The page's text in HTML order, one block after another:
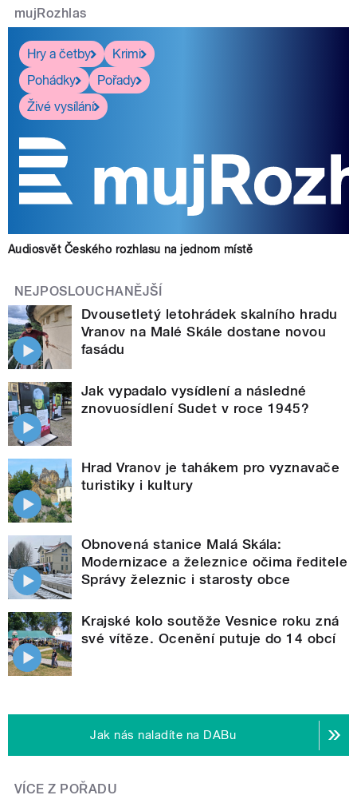
mujRozhlas
Hry a četby
Krimi
Pohádky
Pořady
Živé vysílání
Audiosvět Českého rozhlasu na jednom místě
NEJPOSLOUCHANĚJŠÍ
Dvousetletý letohrádek skalního hradu
Vranov na Malé Skále dostane novou
fasádu
Jak vypadalo vysídlení a následné
znovuosídlení Sudet v roce 1945?
Hrad Vranov je tahákem pro vyznavače
turistiky i kultury
Obnovená stanice Malá Skála:
Modernizace a železnice očima ředitele
Správy železnic i starosty obce
Krajské kolo soutěže Vesnice roku zná
své vítěze. Ocenění putuje do 14 obcí
Jak nás naladíte na DABu
VÍCE Z POŘADU